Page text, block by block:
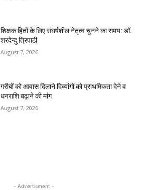
शिक्षक हितों के लिए संघर्षशील नेतृत्व चुनने का समय: डॉ.
शरदेन्दु त्रिपाठी
August 7, 2026
गरीबों को आवास दिलाने दिव्यांगों को प्राथमिकता देने व
धनराशि बढ़ाने की मांग
August 7, 2026
- Advertisment -